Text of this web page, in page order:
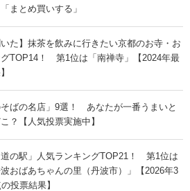
まとめ買いする」
いた】抹茶を飲みに行きたい京都のお寺・お
TOP14！ 第1位は「南禅寺」【2024年最
そばの名店」9選！ あなたが一番うまいと
？【人気投票実施中】
の駅」人気ランキングTOP21！ 第1位は
波おばあちゃんの里（丹波市）」【2026年3
投票結果】